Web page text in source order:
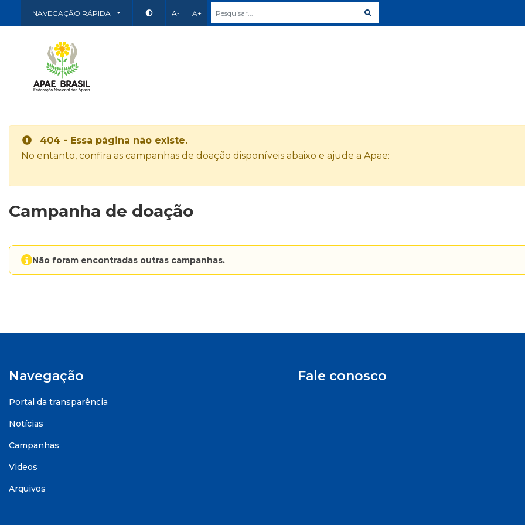
NAVEGAÇÃO RÁPIDA A- A+
404 - Essa página não existe.
No entanto, confira as campanhas de doação disponíveis abaixo e ajude a Apae:
Campanha de doação
Não foram encontradas outras campanhas.
Navegação
Portal da transparência
Notícias
Campanhas
Videos
Arquivos
Fale conosco